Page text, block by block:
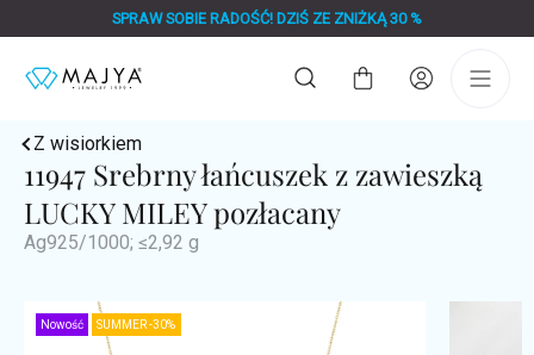
do
SPRAW SOBIE RADOŚĆ! DZIŚ ZE ZNIŻKĄ 30 %
Koszyk
Z wisiorkiem
11947 Srebrny łańcuszek z zawieszką
LUCKY MILEY pozłacany
Ag925/1000; ≤2,92 g
Nowość SUMMER -30%